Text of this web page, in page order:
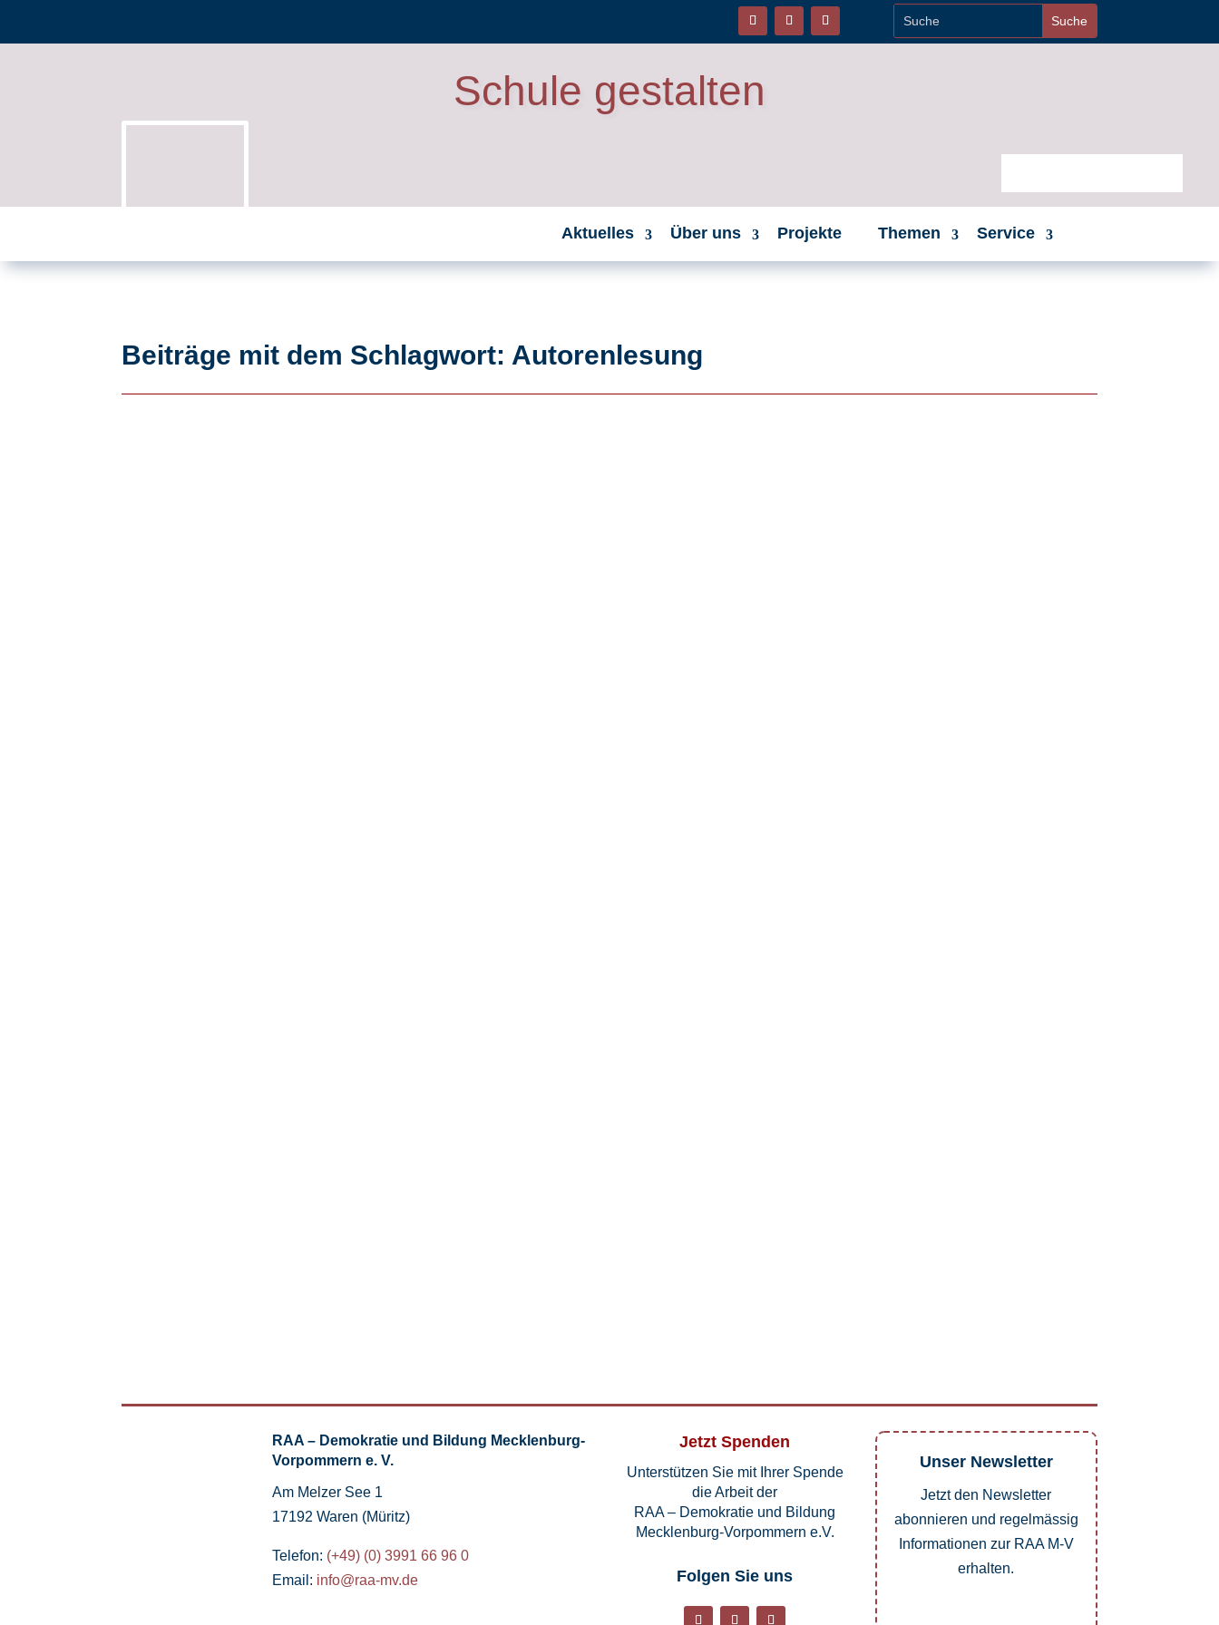
Schule gestalten
Aktuelles Über uns Projekte Themen Service
Beiträge mit dem Schlagwort: Autorenlesung
RAA – Demokratie und Bildung Mecklenburg-
Vorpommern e. V.
Am Melzer See 1
17192 Waren (Müritz)
Telefon: (+49) (0) 3991 66 96 0
Email: info@raa-mv.de
Jetzt Spenden
Unterstützen Sie mit Ihrer Spende
die Arbeit der
RAA – Demokratie und Bildung
Mecklenburg-Vorpommern e.V.
Folgen Sie uns
Unser Newsletter
Jetzt den Newsletter
abonnieren und regelmässig
Informationen zur RAA M-V
erhalten.